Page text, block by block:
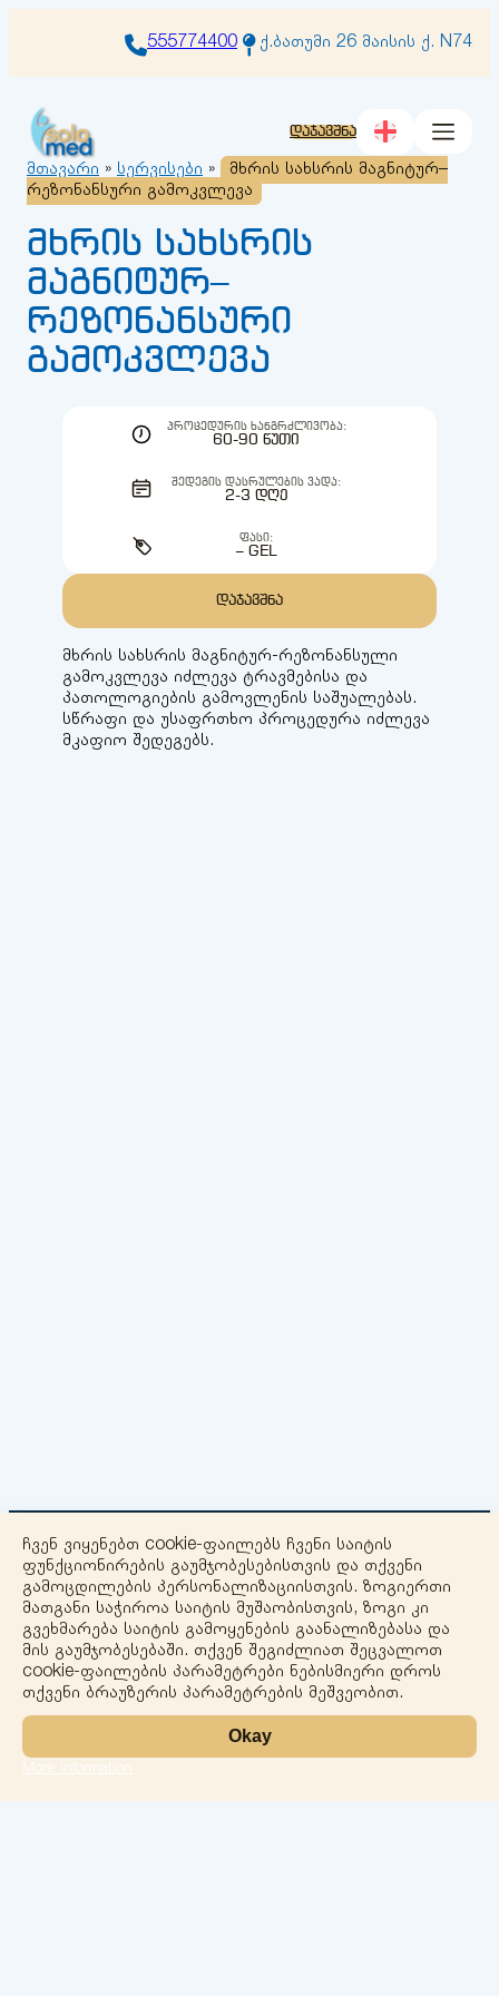
555774400 ქ.ბათუმი 26 მაისის ქ. N74
დაჯავშნა
მთავარი » სერვისები »
მხრის სახსრის მაგნიტურ–
რეზონანსური გამოკვლევა
მხრის სახსრის
მაგნიტურ–
რეზონანსური
გამოკვლევა
მხრის სახსრის მაგნიტურ-რეზონანსული
გამოკვლევა იძლევა ტრავმებისა და
პათოლოგიების გამოვლენის საშუალებას.
სწრაფი და უსაფრთხო პროცედურა იძლევა
მკაფიო შედეგებს.
ᲞᲠᲝᲪᲔᲓᲣᲠᲘᲡ ᲮᲐᲜᲒᲠᲫᲚᲘᲕᲝᲑᲐ:
60-90 ᲬᲣᲗᲘ
ᲨᲔᲓᲔᲒᲘᲡ ᲓᲐᲡᲠᲣᲚᲔᲑᲘᲡ ᲕᲐᲓᲐ:
2-3 ᲓᲦᲔ
ᲤᲐᲡᲘ:
– GEL
ᲓᲐᲯᲐᲕᲨᲜᲐ
+
−
ჩვენ ვიყენებთ cookie-ფაილებს ჩვენი საიტის
ფუნქციონირების გაუმჯობესებისთვის და თქვენი
გამოცდილების პერსონალიზაციისთვის. ზოგიერთი
მათგანი საჭიროა საიტის მუშაობისთვის, ზოგი კი
გვეხმარება საიტის გამოყენების გაანალიზებასა და
მის გაუმჯობესებაში. თქვენ შეგიძლიათ შეცვალოთ
cookie-ფაილების პარამეტრები ნებისმიერი დროს
თქვენი ბრაუზერის პარამეტრების მეშვეობით.
Okay
More information